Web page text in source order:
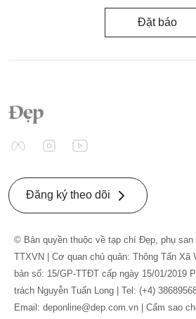
Đặt báo
Đăng ký theo dõi
© Bản quyền thuộc về tạp chí Đẹp, phụ san
TTXVN | Cơ quan chủ quản: Thông Tấn Xã
bản số: 15/GP-TTĐT cấp ngày 15/01/2019
trách Nguyễn Tuấn Long | Tel: (+4)
Email: deponline@dep.com.vn | Cấm sao